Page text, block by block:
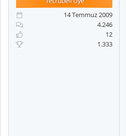
n
i
h
14 Temmuz 2009
4.246
12
1.333